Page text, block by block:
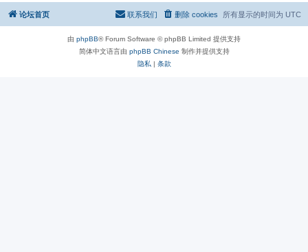
论坛首页 所有显示的时间为 UTC
删除 cookies
联系我们
由 phpBB® Forum Software © phpBB Limited 提供支持
简体中文语言由 phpBB Chinese 制作并提供支持
隐私 | 条款